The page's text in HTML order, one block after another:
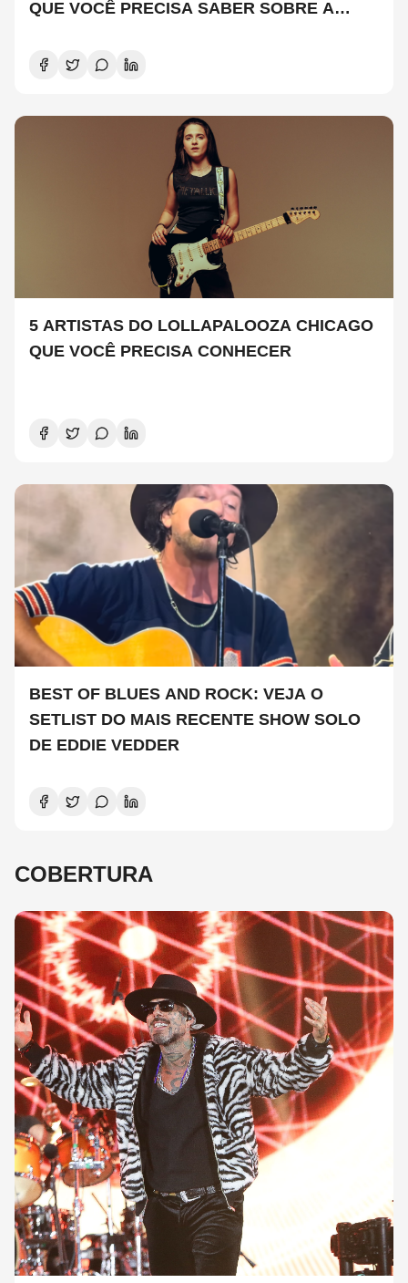
QUE VOCÊ PRECISA SABER SOBRE A
5 ARTISTAS DO LOLLAPALOOZA CHICAGO
QUE VOCÊ PRECISA CONHECER
BEST OF BLUES AND ROCK: VEJA O
SETLIST DO MAIS RECENTE SHOW SOLO
DE EDDIE VEDDER
COBERTURA